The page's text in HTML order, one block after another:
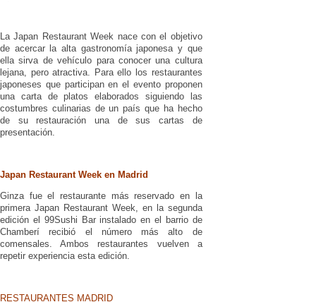
La Japan Restaurant Week nace con el objetivo
de acercar la alta gastronomía japonesa y que
ella sirva de vehículo para conocer una cultura
lejana, pero atractiva. Para ello los restaurantes
japoneses que participan en el evento proponen
una carta de platos elaborados siguiendo las
costumbres culinarias de un país que ha hecho
de su restauración una de sus cartas de
presentación.
Japan Restaurant Week en Madrid
Ginza fue el restaurante más reservado en la
primera Japan Restaurant Week, en la segunda
edición el 99Sushi Bar instalado en el barrio de
Chamberí recibió el número más alto de
comensales. Ambos restaurantes vuelven a
repetir experiencia esta edición.
RESTAURANTES MADRID